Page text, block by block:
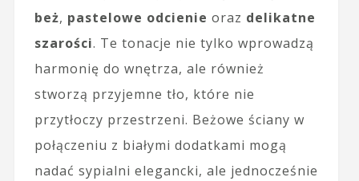
beż, pastelowe odcienie oraz delikatne
szarości. Te tonacje nie tylko wprowadzą
harmonię do wnętrza, ale również
stworzą przyjemne tło, które nie
przytłoczy przestrzeni. Beżowe ściany w
połączeniu z białymi dodatkami mogą
nadać sypialni elegancki, ale jednocześnie